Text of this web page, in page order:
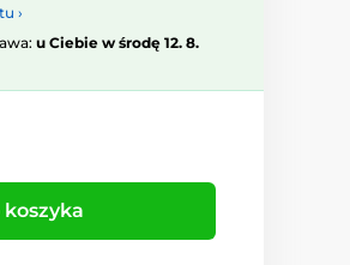
›
u Ciebie w środę 12. 8.